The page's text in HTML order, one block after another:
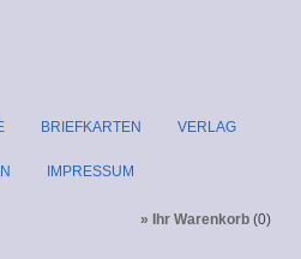
BRIEFKARTEN VERLAG
IMPRESSUM
» Ihr Warenkorb (0)